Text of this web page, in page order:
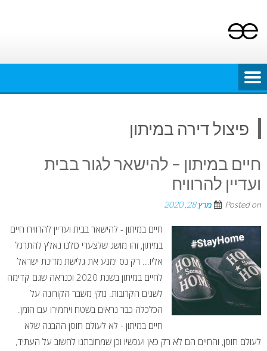
content
פיצול דירה במיתון
חיים במיתון – להישאר לגור בבית
ועדיין להרוויח
Posted on מרץ 28, 2020
חיים במיתון - להישאר בבית ועדיין להרוויח חיים
במיתון, זהו מושג שלצערי כולנו נאלץ להתרגל
אליו... רק נס ימנע את גלישת מדינת ישראל
לחיים במיתון בשנת 2020 וכנראה שגם קדימה
לשנים הקרובות. נזקי משבר הקורונה על
הכלכלה כבר נראים בשטח ויחמירו עם הזמן.
חיים במיתון - לא לעולם חוסן ההבנה שלא
לעולם חוסן, והחיים הם לא רק כאן ועכשיו וכן שמחובתנו לחשוב על העתיד,